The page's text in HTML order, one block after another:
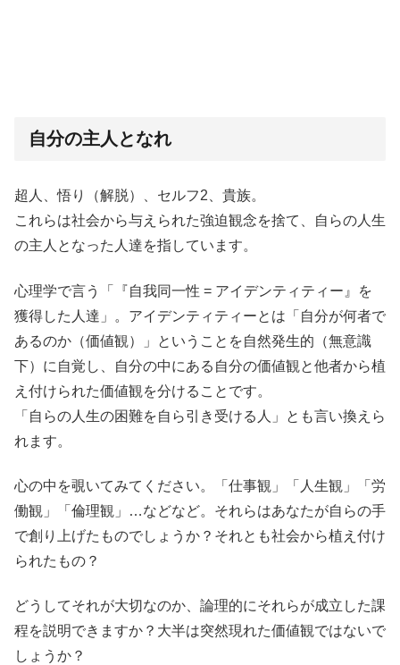
自分の主人となれ
超人、悟り（解脱）、セルフ2、貴族。
これらは社会から与えられた強迫観念を捨て、自らの人生
の主人となった人達を指しています。
心理学で言う「『自我同一性 = アイデンティティー』を
獲得した人達」。アイデンティティーとは「自分が何者で
あるのか（価値観）」ということを自然発生的（無意識
下）に自覚し、自分の中にある自分の価値観と他者から植
え付けられた価値観を分けることです。
「自らの人生の困難を自ら引き受ける人」とも言い換えら
れます。
心の中を覗いてみてください。「仕事観」「人生観」「労
働観」「倫理観」…などなど。それらはあなたが自らの手
で創り上げたものでしょうか？それとも社会から植え付け
られたもの？
どうしてそれが大切なのか、論理的にそれらが成立した課
程を説明できますか？大半は突然現れた価値観ではないで
しょうか？